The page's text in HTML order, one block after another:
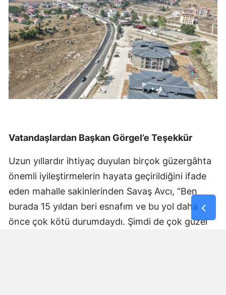
Vatandaşlardan Başkan Görgel’e Teşekkür
Uzun yıllardır ihtiyaç duyulan birçok güzergâhta
önemli iyileştirmelerin hayata geçirildiğini ifade
eden mahalle sakinlerinden Savaş Avcı, “Ben
burada 15 yıldan beri esnafım ve bu yol daha
önce çok kötü durumdaydı. Şimdi de çok güzel